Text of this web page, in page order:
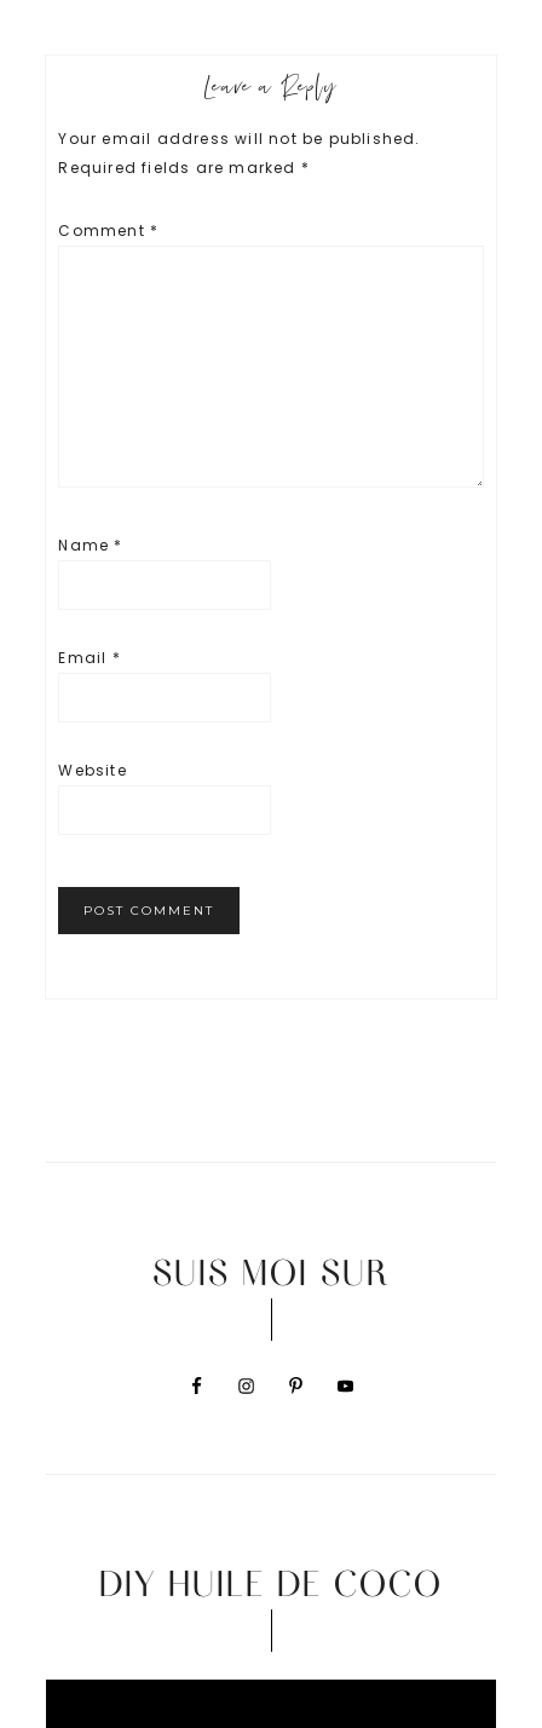
Leave a Reply
Your email address will not be published.
Required fields are marked *
Comment *
Name *
Email *
Website
SUIS MOI SUR
DIY HUILE DE COCO